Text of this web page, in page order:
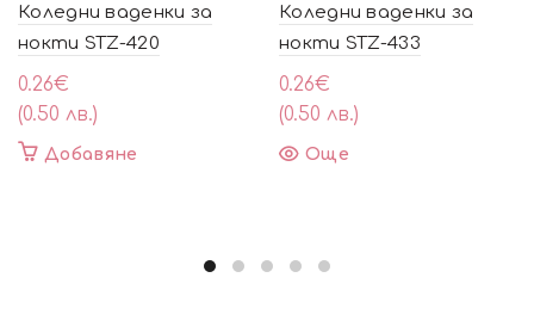
Коледни ваденки за
нокти STZ-420
0.26€
(0.50 лв.)
Добавяне
Коледни ваденки за
нокти STZ-433
0.26€
(0.50 лв.)
Още